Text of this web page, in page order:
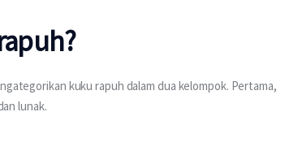
kuku rapuh dalam dua kelompok. Pertama,
lunak.